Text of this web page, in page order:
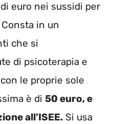
euro nei sussidi per
in un
che si
di psicoterapia e
le proprie sole
è di 50 euro, e
all’ISEE. Si usa